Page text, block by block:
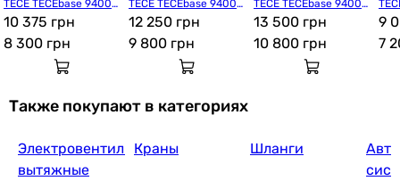
TECE TECEbase 94004
06
10 375 грн
8 300 грн
TECE TECEbase 94004
12
12 250 грн
9 800 грн
TECE TECEbase 94004
14
13 500 грн
10 800 грн
01
9
7
Также покупают в категориях
Электровентиляторы
вытяжные
Краны Шланги